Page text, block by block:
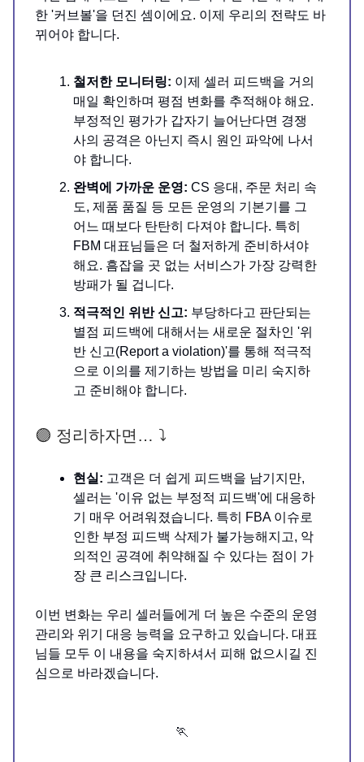
한 '커브볼'을 던진 셈이에요. 이제 우리의 전략도 바
뀌어야 합니다.
철저한 모니터링: 이제 셀러 피드백을 거의
매일 확인하며 평점 변화를 추적해야 해요.
부정적인 평가가 갑자기 늘어난다면 경쟁
사의 공격은 아닌지 즉시 원인 파악에 나서
야 합니다.
완벽에 가까운 운영: CS 응대, 주문 처리 속
도, 제품 품질 등 모든 운영의 기본기를 그
어느 때보다 탄탄히 다져야 합니다. 특히
FBM 대표님들은 더 철저하게 준비하셔야
해요. 흠잡을 곳 없는 서비스가 가장 강력한
방패가 될 겁니다.
적극적인 위반 신고: 부당하다고 판단되는
별점 피드백에 대해서는 새로운 절차인 '위
반 신고(Report a violation)'를 통해 적극적
으로 이의를 제기하는 방법을 미리 숙지하
고 준비해야 합니다.
🟣 정리하자면… ⤵️
현실: 고객은 더 쉽게 피드백을 남기지만,
셀러는 '이유 없는 부정적 피드백'에 대응하
기 매우 어려워졌습니다. 특히 FBA 이슈로
인한 부정 피드백 삭제가 불가능해지고, 악
의적인 공격에 취약해질 수 있다는 점이 가
장 큰 리스크입니다.
이번 변화는 우리 셀러들에게 더 높은 수준의 운영
관리와 위기 대응 능력을 요구하고 있습니다. 대표
님들 모두 이 내용을 숙지하셔서 피해 없으시길 진
심으로 바라겠습니다.
🏃